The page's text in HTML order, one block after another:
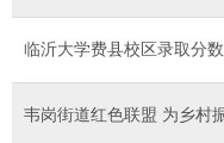
临沂大学费县校区录取分
韦岗街道红色联盟 为乡村